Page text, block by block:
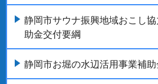
静岡市サウナ振興地域おこし
助金交付要綱
静岡市お堀の水辺活用事業補助